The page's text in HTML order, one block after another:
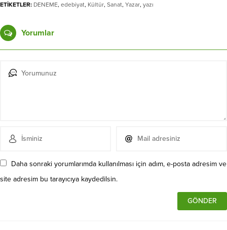
ETİKETLER: DENEME, edebiyat, Kültür, Sanat, Yazar, yazı
Yorumlar
Daha sonraki yorumlarımda kullanılması için adım, e-posta adresim ve
site adresim bu tarayıcıya kaydedilsin.